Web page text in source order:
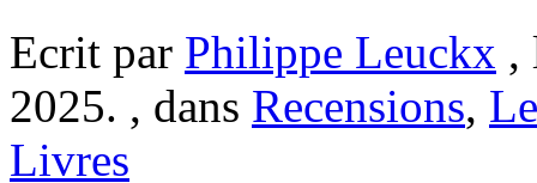
Ecrit par Philippe Leuckx ,
2025. , dans Recensions,
Livres